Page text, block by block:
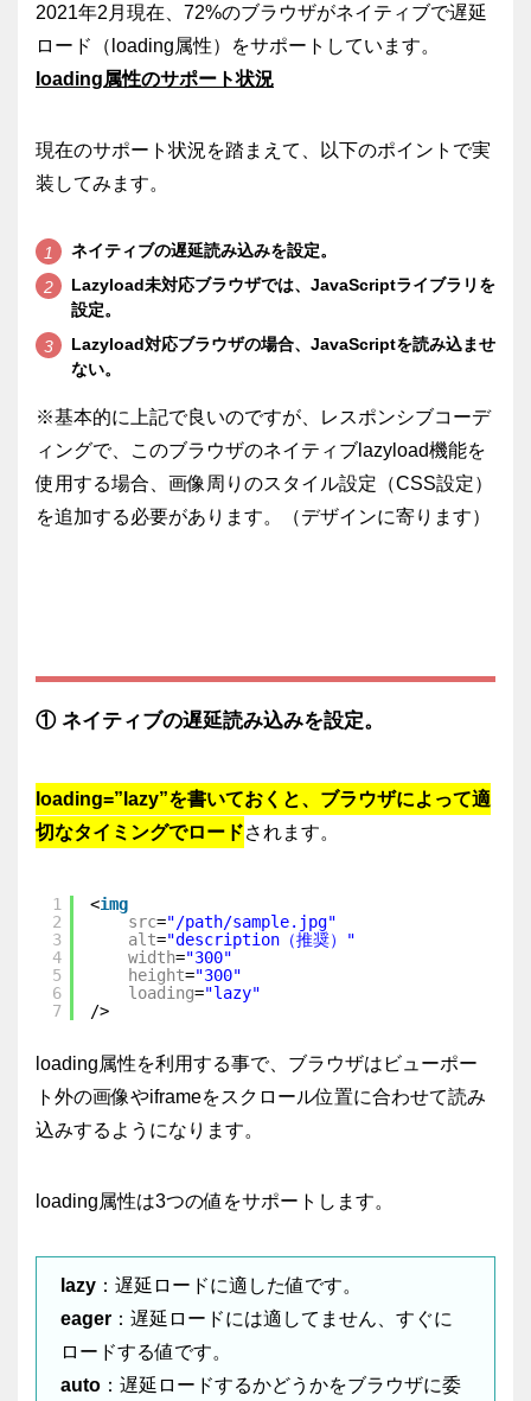
2021年2月現在、72%のブラウザがネイティブで遅延
ロード（loading属性）をサポートしています。
loading属性のサポート状況
現在のサポート状況を踏まえて、以下のポイントで実
装してみます。
ネイティブの遅延読み込みを設定。
Lazyload未対応ブラウザでは、JavaScriptライブラリを
設定。
Lazyload対応ブラウザの場合、JavaScriptを読み込ませ
ない。
※基本的に上記で良いのですが、レスポンシブコーデ
ィングで、このブラウザのネイティブlazyload機能を
使用する場合、画像周りのスタイル設定（CSS設定）
を追加する必要があります。（デザインに寄ります）
① ネイティブの遅延読み込みを設定。
loading=”lazy”を書いておくと、ブラウザによって適
切なタイミングでロードされます。
1
2
3
4
5
6
7
<img
src="/path/sample.jpg"
alt="description（推奨）"
width="300"
height="300"
loading="lazy"
/>
loading属性を利用する事で、ブラウザはビューポー
ト外の画像やiframeをスクロール位置に合わせて読み
込みするようになります。
loading属性は3つの値をサポートします。
lazy ：遅延ロードに適した値です。
eager ：遅延ロードには適してません、すぐに
ロードする値です。
auto ：遅延ロードするかどうかをブラウザに委